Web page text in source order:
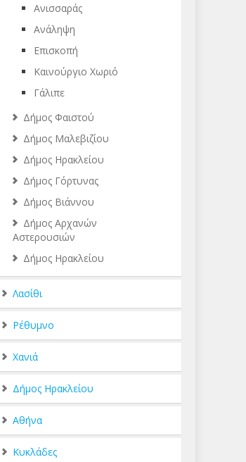
Ανισσαράς
Ανάληψη
Επισκοπή
Καινούργιο Χωριό
Γάλιπε
Δήμος Φαιστού
Δήμος Μαλεβιζίου
Δήμος Ηρακλείου
Δήμος Γόρτυνας
Δήμος Βιάννου
Δήμος Αρχανών
Αστερουσιών
Δήμος Ηρακλείου
Λασίθι
Ρέθυμνο
Χανιά
Δήμος Ηρακλείου
Αθήνα
Κυκλάδες